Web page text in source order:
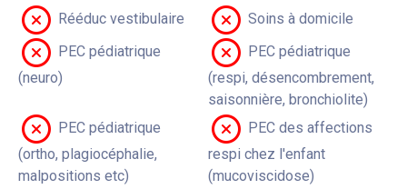
Rééduc vestibulaire
Soins à domicile
PEC pédiatrique
(neuro)
PEC pédiatrique
(respi, désencombrement,
saisonnière, bronchiolite)
PEC pédiatrique
(ortho, plagiocéphalie,
malpositions etc)
PEC des affections
respi chez l'enfant
(mucoviscidose)